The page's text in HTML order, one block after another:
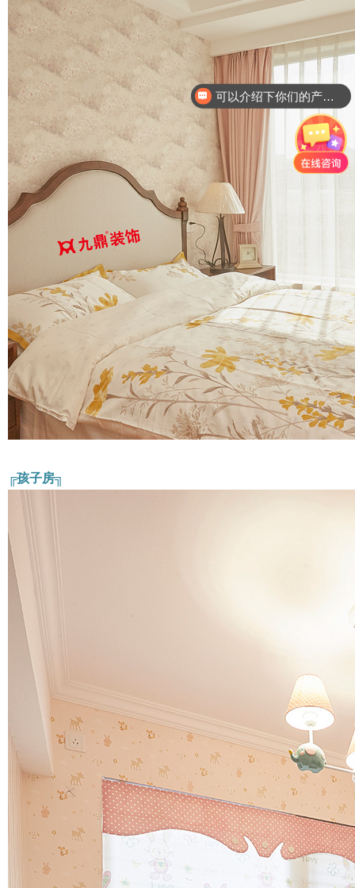
╔孩子房╗
你们的服务流程是怎么样的呢？